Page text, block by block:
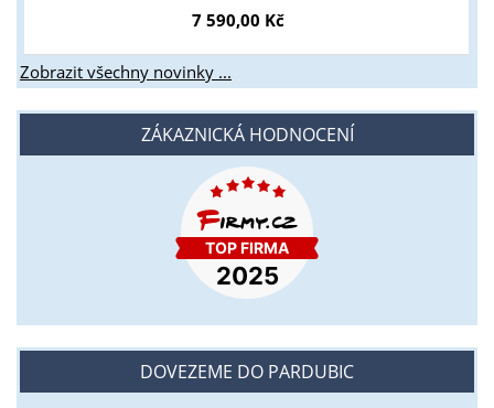
7 590,00 Kč
Zobrazit všechny novinky ...
ZÁKAZNICKÁ HODNOCENÍ
DOVEZEME DO PARDUBIC